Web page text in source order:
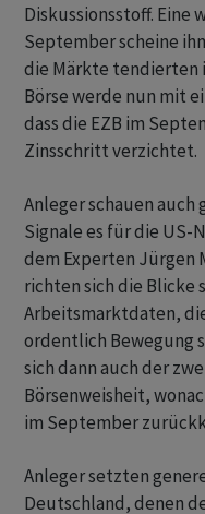
Diskussionsstoff. Eine
September scheine
die Märkte tendierten
Börse werde nun mit
dass die EZB im
Zinsschritt verzichtet.
Anleger schauen
Signale es für die US-
dem Experten Jürgen
richten sich die Blicke
Arbeitsmarktdaten,
ordentlich Bewegung
sich dann auch der
Börsenweisheit,
im September
Anleger setzten
Deutschland, denen